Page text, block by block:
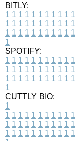
BITLY:
1 1 1 1 1 1 1 1 1 1 1
1 1 1 1 1 1 1 1 1 1 1
1 1 1 1 1 1 1 1 1 1 1
1
SPOTIFY:
1 1 1 1 1 1 1 1 1 1 1
1 1 1 1 1 1 1 1 1 1 1
1 1 1 1 1 1 1 1 1 1 1
1
CUTTLY BIO:
1
1 1 1 1 1 1 1 1 1 1 1
1 1 1 1 1 1 1 1 1 1 1
1 1 1 1 1 1 1 1 1 1 1